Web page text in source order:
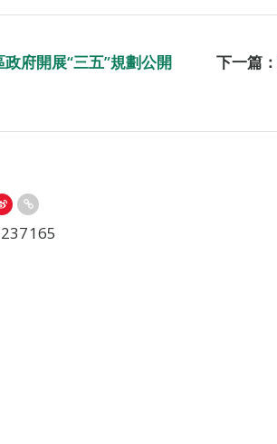
政府開展“三五”規劃公開
下一篇：